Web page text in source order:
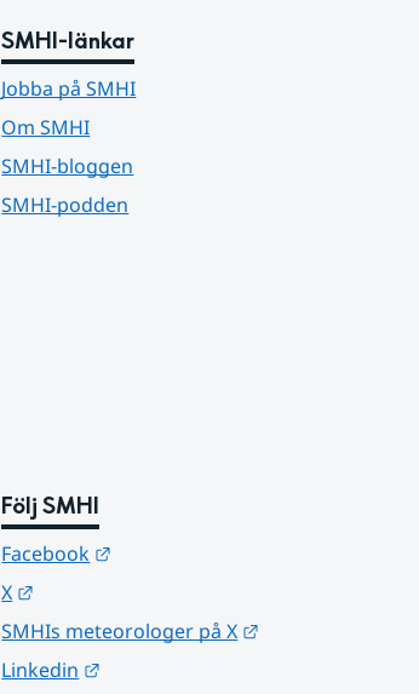
SMHI-länkar
Jobba på SMHI
Om SMHI
SMHI-bloggen
SMHI-podden
Följ SMHI
Facebook
X
SMHIs meteorologer på X
Linkedin